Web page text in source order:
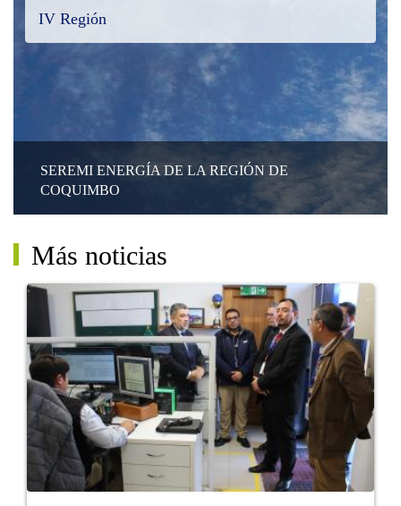
IV Región
SEREMI ENERGÍA DE LA REGIÓN DE
COQUIMBO
Más noticias